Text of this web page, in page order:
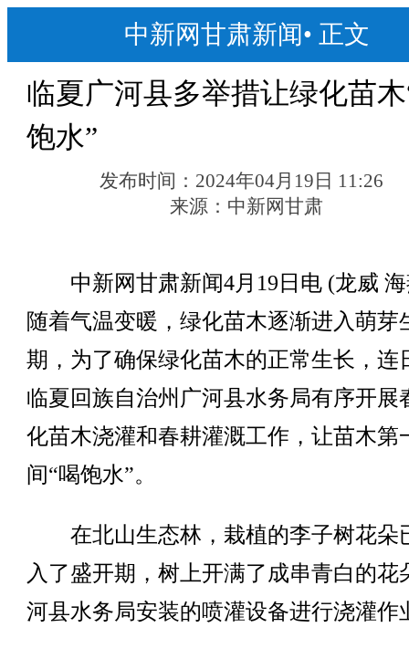
中新网甘肃新闻• 正文
临夏广河县多举措让绿化苗
饱水”
发布时间： 2024年04月19日 11:26
来源： 中新网甘肃
中新网甘肃新闻4月19日电 (龙威 海
随着气温变暖，绿化苗木逐渐进入萌芽
期，为了确保绿化苗木的正常生长，连
临夏回族自治州广河县水务局有序开展
化苗木浇灌和春耕灌溉工作，让苗木第
间“喝饱水”。
在北山生态林，栽植的李子树花朵
入了盛开期，树上开满了成串青白的花
河县水务局安装的喷灌设备进行浇灌作